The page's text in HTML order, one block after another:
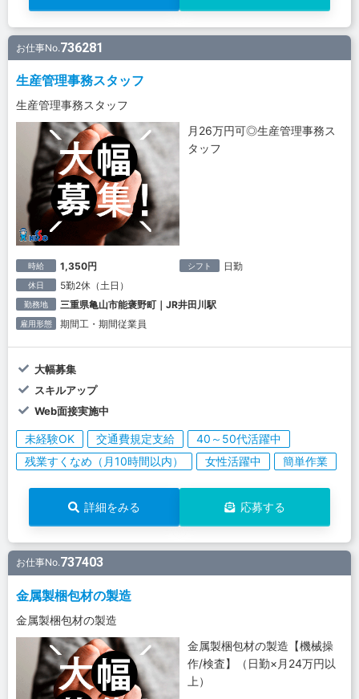
お仕事No.736281
生産管理事務スタッフ
生産管理事務スタッフ
月26万円可◎生産管理事務ス
タッフ
時給 1,350円 シフト 日勤
休日 5勤2休（土日）
勤務地 三重県亀山市能褒野町｜JR井田川駅
雇用形態 期間工・期間従業員
大幅募集
スキルアップ
Web面接実施中
未経験OK 交通費規定支給
40～50代活躍中
残業すくなめ（月10時間以内）
女性活躍中 簡単作業
詳細をみる 応募する
お仕事No.737403
金属製梱包材の製造
金属製梱包材の製造
金属製梱包材の製造【機械操
作/検査】（日勤×月24万円以
上）